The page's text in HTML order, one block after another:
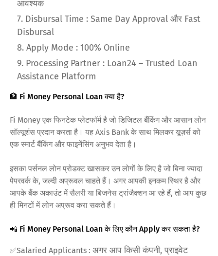
आवश्यक
Disbursal Time : Same Day Approval और Fast
Disbursal
Apply Mode : 100% Online
Processing Partner : Loan24 – Trusted Loan
Assistance Platform
🏦 Fi Money Personal Loan क्या है?
Fi Money एक फिनटेक प्लेटफॉर्म है जो डिजिटल बैंकिंग और आसान लोन
सॉल्यूशंस प्रदान करता है। यह Axis Bank के साथ मिलकर यूज़र्स को
एक स्मार्ट बैंकिंग और फाइनेंसिंग अनुभव देता है।
इसका पर्सनल लोन प्रोडक्ट खासकर उन लोगों के लिए है जो बिना ज्यादा
पेपरवर्क के, जल्दी अप्रूवल चाहते हैं। अगर आपकी इनकम स्थिर है और
आपके बैंक अकाउंट में सैलरी या बिजनेस ट्रांजैक्शन आ रहे हैं, तो आप कुछ
ही मिनटों में लोन अप्रूव करा सकते हैं।
📲 Fi Money Personal Loan के लिए कौन Apply कर सकता है?
✅Salaried Applicants : अगर आप किसी कंपनी, प्राइवेट